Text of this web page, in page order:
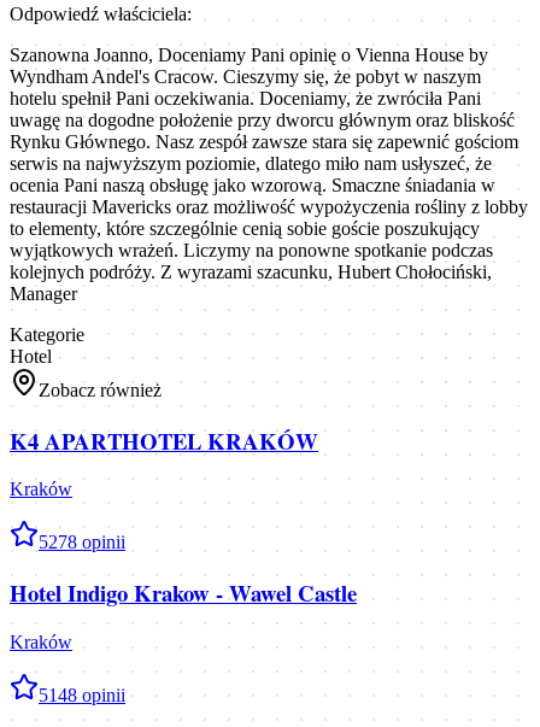
Odpowiedź właściciela:
Szanowna Joanno, Doceniamy Pani opinię o Vienna House by
Wyndham Andel's Cracow. Cieszymy się, że pobyt w naszym
hotelu spełnił Pani oczekiwania. Doceniamy, że zwróciła Pani
uwagę na dogodne położenie przy dworcu głównym oraz bliskość
Rynku Głównego. Nasz zespół zawsze stara się zapewnić gościom
serwis na najwyższym poziomie, dlatego miło nam usłyszeć, że
ocenia Pani naszą obsługę jako wzorową. Smaczne śniadania w
restauracji Mavericks oraz możliwość wypożyczenia rośliny z lobby
to elementy, które szczególnie cenią sobie goście poszukujący
wyjątkowych wrażeń. Liczymy na ponowne spotkanie podczas
kolejnych podróży. Z wyrazami szacunku, Hubert Chołociński,
Manager
Kategorie
Hotel
Zobacz również
K4 APARTHOTEL KRAKÓW
Kraków
5278 opinii
Hotel Indigo Krakow - Wawel Castle
Kraków
5148 opinii